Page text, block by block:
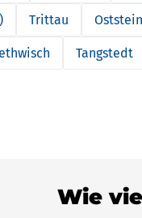
Trittau
Tangstedt
Wie